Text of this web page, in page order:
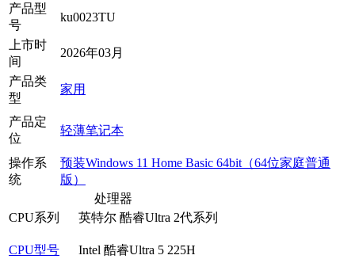
产品型
号
ku0023TU
上市时
间
2026年03月
产品类
型
家用
产品定
位
轻薄笔记本
操作系
统
预装Windows 11 Home Basic 64bit（64位家庭普通
版）
处理器
CPU系列
英特尔 酷睿Ultra 2代系列
CPU型号 Intel 酷睿Ultra 5 225H